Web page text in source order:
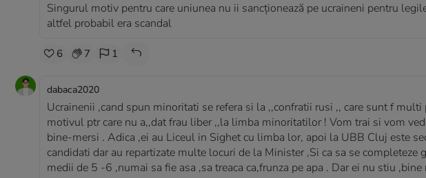
Singurul motiv pentru care uniunea nu ii sancționează pe ucraineni pentru
altfel probabil era scandal
6 7 1
dabaca2020
Ucrainenii ,cand spun minoritati se refera si la ,,confratii rusi ,, care sunt f
motivul ptr care nu a,,dat frau liber ,,la limba minoritatilor ! Vom trai si vom
bine-mersi . Adica ,ei au Liceul in Sighet cu limba lor, apoi la UBB Cluj este
candidati dar au repartizate multe locuri de la Minister ,Si ca sa se
medii de 5 -6 ,numai sa fie asa ,sa treaca ca,frunza pe apa . Dar ei nu stiu